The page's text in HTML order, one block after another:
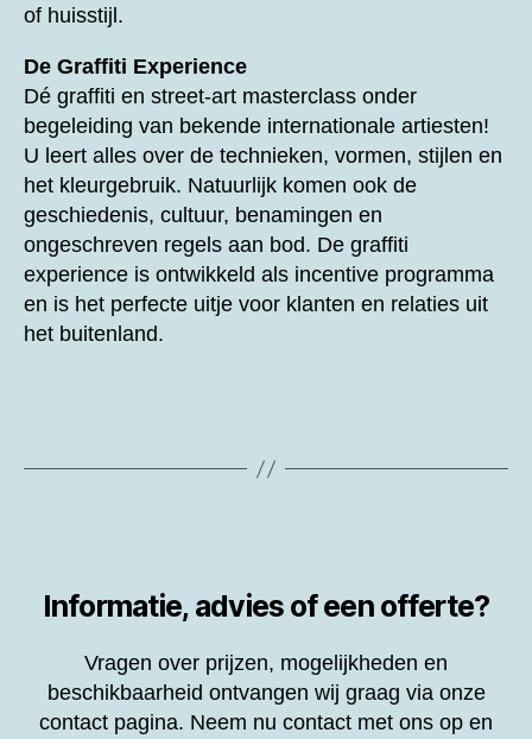
of huisstijl.
De Graffiti Experience
Dé graffiti en street-art masterclass onder
begeleiding van bekende internationale artiesten!
U leert alles over de technieken, vormen, stijlen en
het kleurgebruik. Natuurlijk komen ook de
geschiedenis, cultuur, benamingen en
ongeschreven regels aan bod. De graffiti
experience is ontwikkeld als incentive programma
en is het perfecte uitje voor klanten en relaties uit
het buitenland.
Informatie, advies of een offerte?
Vragen over prijzen, mogelijkheden en
beschikbaarheid ontvangen wij graag via onze
contact pagina. Neem nu contact met ons op en